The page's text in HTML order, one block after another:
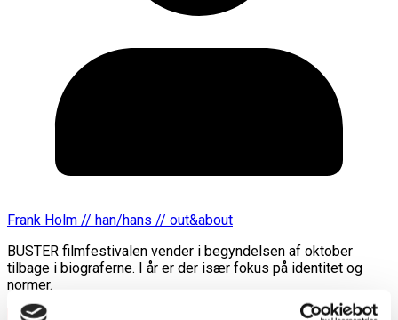
Frank Holm // han/hans // out&about
BUSTER filmfestivalen vender i begyndelsen af oktober
tilbage i biograferne. I år er der især fokus på identitet og
normer.
Læs mere